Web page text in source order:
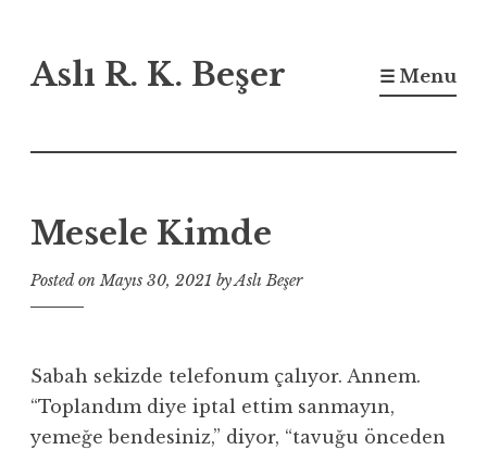
to
Aslı R. K. Beşer ☰ Menu
Mesele Kimde
Posted onMayıs 30, 2021 byAslı Beşer
Sabah sekizde telefonum çalıyor. Annem.
“Toplandım diye iptal ettim sanmayın,
yemeğe bendesiniz,” diyor, “tavuğu önceden